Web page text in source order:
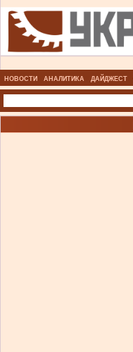
НОВОСТИ АНАЛИТИКА ДАЙДЖЕСТ